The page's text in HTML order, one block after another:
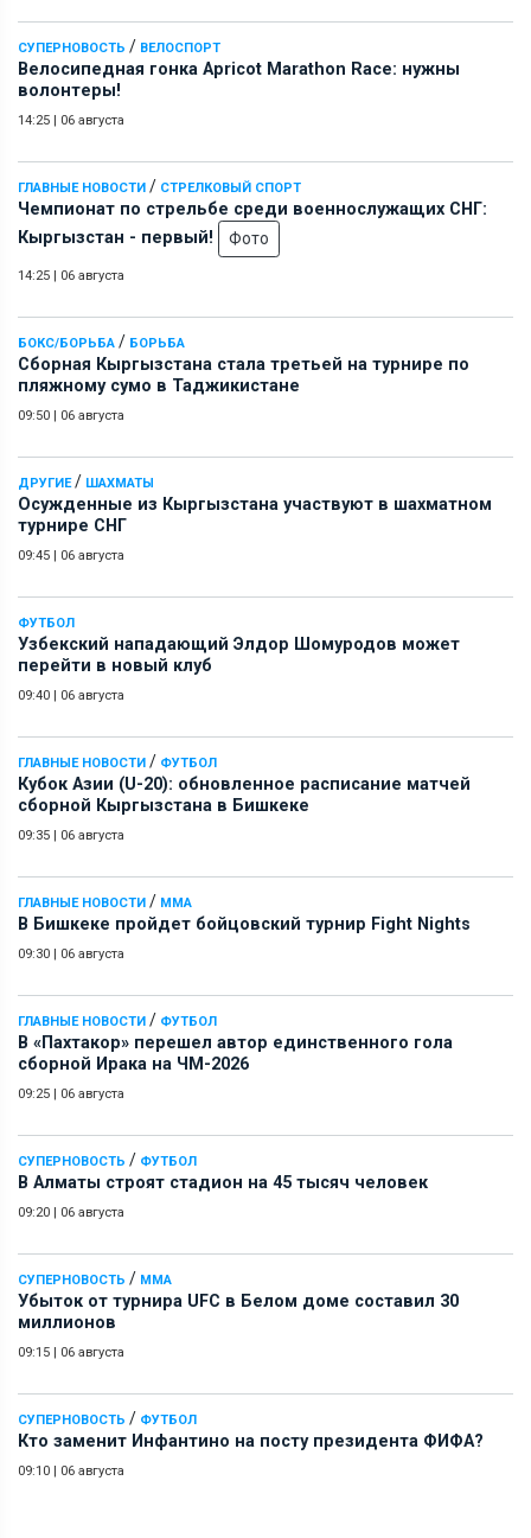
СУПЕРНОВОСТЬ / ВЕЛОСПОРТ
Велосипедная гонка Apricot Marathon Race: нужны
волонтеры!
14:25 | 06 августа
ГЛАВНЫЕ НОВОСТИ / СТРЕЛКОВЫЙ СПОРТ
Чемпионат по стрельбе среди военнослужащих СНГ:
Кыргызстан - первый!
Фото
14:25 | 06 августа
БОКС/БОРЬБА / БОРЬБА
Сборная Кыргызстана стала третьей на турнире по
пляжному сумо в Таджикистане
09:50 | 06 августа
ДРУГИЕ/ ШАХМАТЫ
Осужденные из Кыргызстана участвуют в шахматном
турнире СНГ
09:45 | 06 августа
ФУТБОЛ
Узбекский нападающий Элдор Шомуродов может
перейти в новый клуб
09:40 | 06 августа
ГЛАВНЫЕ НОВОСТИ / ФУТБОЛ
Кубок Азии (U-20): обновленное расписание матчей
сборной Кыргызстана в Бишкеке
09:35 | 06 августа
ГЛАВНЫЕ НОВОСТИ / ММА
В Бишкеке пройдет бойцовский турнир Fight Nights
09:30 | 06 августа
ГЛАВНЫЕ НОВОСТИ / ФУТБОЛ
В «Пахтакор» перешел автор единственного гола
сборной Ирака на ЧМ-2026
09:25 | 06 августа
СУПЕРНОВОСТЬ / ФУТБОЛ
В Алматы строят стадион на 45 тысяч человек
09:20 | 06 августа
СУПЕРНОВОСТЬ / ММА
Убыток от турнира UFC в Белом доме составил 30
миллионов
09:15 | 06 августа
СУПЕРНОВОСТЬ / ФУТБОЛ
Кто заменит Инфантино на посту президента ФИФА?
09:10 | 06 августа